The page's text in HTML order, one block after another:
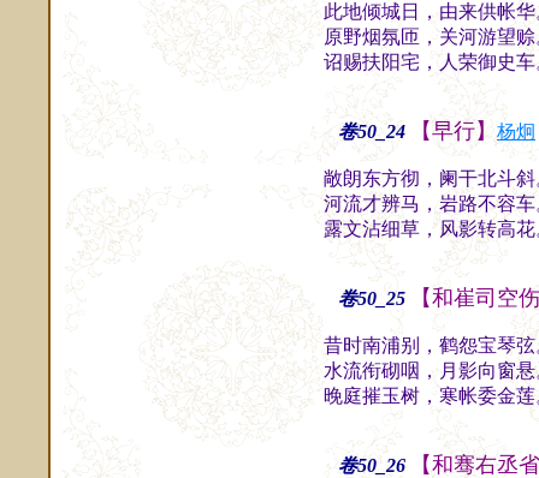
此地倾城日，由来供帐
原野烟氛匝，关河游望
诏赐扶阳宅，人荣御史
卷50_24 【早行】杨炯
敞朗东方彻，阑干北斗
河流才辨马，岩路不容
露文沾细草，风影转高
卷50_25 【和崔司空
昔时南浦别，鹤怨宝琴
水流衔砌咽，月影向窗
晚庭摧玉树，寒帐委金
卷50_26 【和骞右丞